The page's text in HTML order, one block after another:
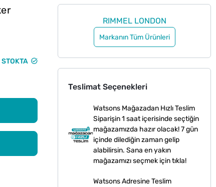
STOKTA
RIMMEL LONDON
Markanın Tüm Ürünleri
Teslimat Seçenekleri
Watsons Mağazadan Hızlı Teslim
Siparişin 1 saat içerisinde seçtiğin
mağazamızda hazır olacak! 7 gün
içinde dilediğin zaman gelip
alabilirsin. Sana en yakın
mağazamızı seçmek için tıkla!
Watsons Adresine Teslim